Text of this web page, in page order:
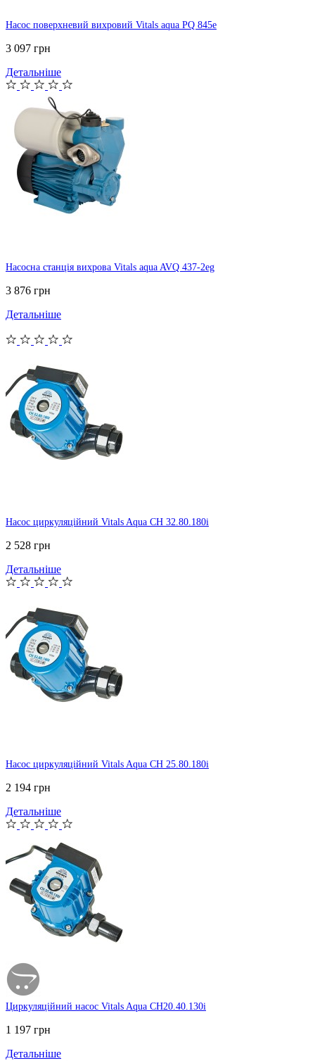
Насос поверхневий вихровий Vitals aqua PQ 845e
3 097 грн
Детальніше
Насосна станція вихрова Vitals aqua AVQ 437-2eg
3 876 грн
Детальніше
Насос циркуляційний Vitals Aqua CH 32.80.180i
2 528 грн
Детальніше
Насос циркуляційний Vitals Aqua CH 25.80.180i
2 194 грн
Детальніше
Циркуляційний насос Vitals Aqua CH20.40.130i
1 197 грн
Детальніше